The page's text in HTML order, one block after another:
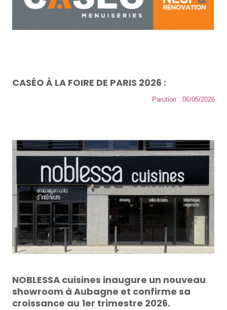
CASÉO À LA FOIRE DE PARIS 2026 :
Parution : 06/05/2026
NOBLESSA cuisines inaugure un nouveau
showroom à Aubagne et confirme sa
croissance au 1er trimestre 2026.